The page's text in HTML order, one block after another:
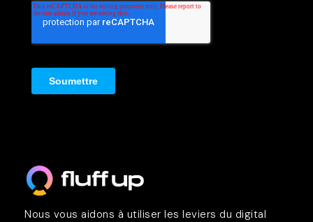
Nous vous aidons à utiliser les leviers du digital